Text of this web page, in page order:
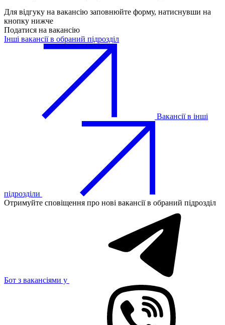
Для відгуку на вакансію заповнюйте форму, натиснувши на
кнопку нижче
Податися на вакансію
Інші вакансії в обраний підрозділ
Вакансії в інші
підрозділи
Отримуйте сповіщення про нові вакансії в обраний підрозділ
Бот з вакансіями у